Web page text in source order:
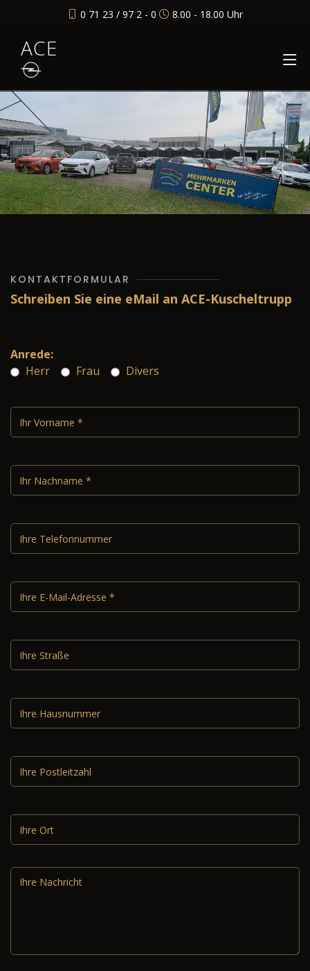
0 71 23 / 97 2 - 0 8.00 - 18.00 Uhr
ACE
KONTAKTFORMULAR
Schreiben Sie eine eMail an ACE-Kuscheltrupp
Anrede:
Herr
Frau Divers